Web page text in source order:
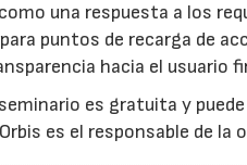
una respuesta a los
puntos de recarga de
hacia el usuario
es gratuita y
es el responsable de la